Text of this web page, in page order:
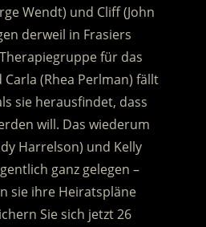
Wendt) und Cliff (John
derweil in Frasiers
für das
Carla (Rhea Perlman) fällt
sie herausfindet, dass
will. Das wiederum
Harrelson) und Kelly
ganz gelegen –
sie ihre Heiratspläne
Sie sich jetzt 26